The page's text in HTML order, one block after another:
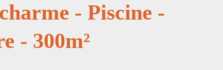
Voir l'image en plein écran
- Piscine -
- 300m²